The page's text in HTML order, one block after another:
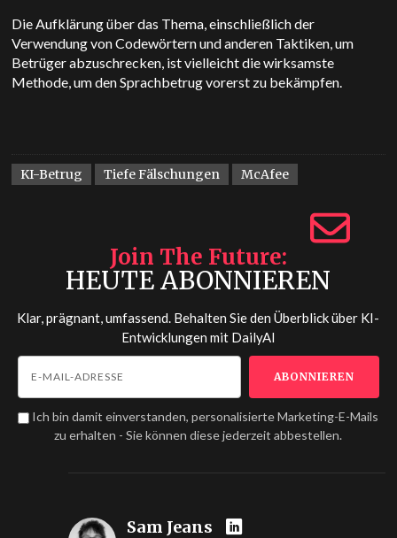
Die Aufklärung über das Thema, einschließlich der
Verwendung von Codewörtern und anderen Taktiken, um
Betrüger abzuschrecken, ist vielleicht die wirksamste
Methode, um den Sprachbetrug vorerst zu bekämpfen.
KI-Betrug Tiefe Fälschungen McAfee
Join The Future
HEUTE ABONNIEREN
Klar, prägnant, umfassend. Behalten Sie den Überblick über KI-
Entwicklungen mit DailyAI
Ich bin damit einverstanden, personalisierte Marketing-E-Mails
zu erhalten - Sie können diese jederzeit abbestellen.
Sam Jeans